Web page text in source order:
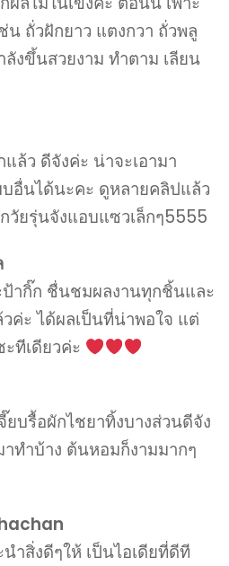
น ถั่วฝักยาว แตงกวา ถั่วพลู
งขึ้นสวยงาม ทำตาม เลียน
ล้ว ดีจังค่ะ น่าจะเอามา
อื่นได้นะคะ ดูหลายคลิปแล้ว
วัยรุ่นจังแอบแซวเล็กๆ5555
ากิ๊ก ชื่นชมผลงานทุกชิ้นและ
ค่ะ ได้ผลเป็นที่น่าพอใจ แต่
ทีเดียวค่ะ
ยบรื้อผักไชยาทิ้งบางส่วนดีจัง
ทำบ้าง ต้นหอมก็งามมากๆ
สิ่งดีๆให้ เป็นไอเดียที่ดีที